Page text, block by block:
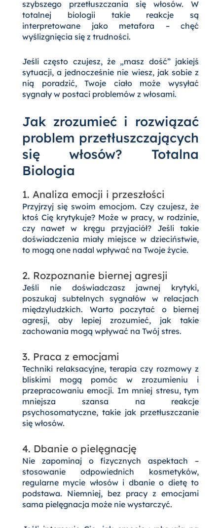
szybszego przetłuszczania się włosów. W
totalnej biologii takie reakcje są
interpretowane jako metafora – chęć
wyślizgnięcia się z trudności.
Jeśli często czujesz, że „masz dość” jakiejś
sytuacji, a jednocześnie nie wiesz, jak sobie z
nią poradzić, Twoje ciało może wysyłać
sygnały w postaci problemów z włosami.
Jak zrozumieć i rozwiązać
problem przetłuszczających
się włosów? Totalna
Biologia
1. Analiza emocji i przeszłości
Przyjrzyj się swoim emocjom. Czy czujesz, że
ktoś Cię krytykuje? Może w pracy, w rodzinie,
czy nawet w kręgu przyjaciół? Jeśli takie
doświadczenia miały miejsce w dzieciństwie,
to mogą one nadal wpływać na Twoje życie.
2. Rozpoznanie biernej agresji
Jeśli nie doświadczasz jawnej krytyki,
poszukaj subtelnych sygnałów w relacjach
międzyludzkich. Warto poczytać o biernej
agresji, aby lepiej zrozumieć, jak takie
zachowania mogą wpływać na Twój stres.
3. Praca z emocjami
Techniki relaksacyjne, terapia czy rozmowy z
bliskimi mogą pomóc w zrozumieniu i
przepracowaniu emocji. Im mniej stresu, tym
mniejsza szansa na reakcje
psychosomatyczne, takie jak przetłuszczanie
się włosów.
4. Dbanie o pielęgnację
Nie zapominaj o fizycznych aspektach –
stosowanie odpowiednich kosmetyków,
regularne mycie włosów i dbanie o dietę to
podstawa. Niemniej, bez pracy z emocjami
sama pielęgnacja może nie wystarczyć.